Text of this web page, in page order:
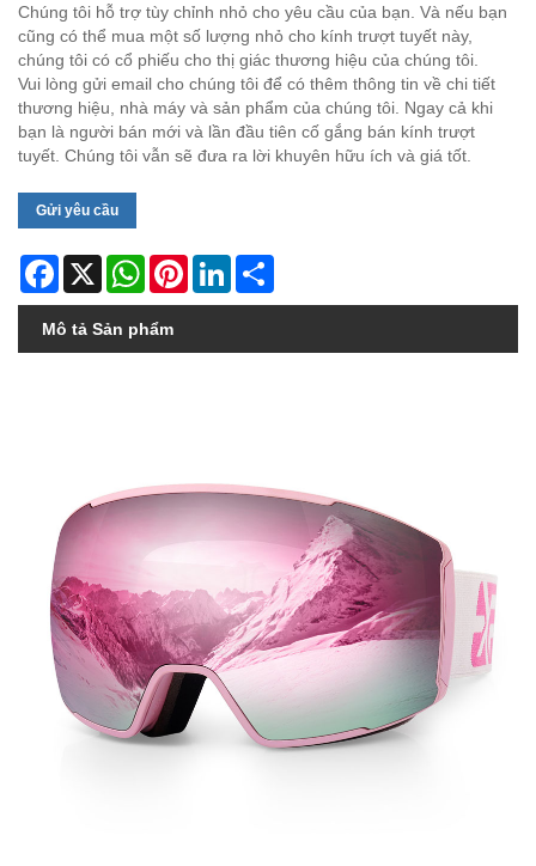
Chúng tôi hỗ trợ tùy chỉnh nhỏ cho yêu cầu của bạn. Và nếu bạn
cũng có thể mua một số lượng nhỏ cho kính trượt tuyết này,
chúng tôi có cổ phiếu cho thị giác thương hiệu của chúng tôi.
Vui lòng gửi email cho chúng tôi để có thêm thông tin về chi tiết
thương hiệu, nhà máy và sản phẩm của chúng tôi. Ngay cả khi
bạn là người bán mới và lần đầu tiên cố gắng bán kính trượt
tuyết. Chúng tôi vẫn sẽ đưa ra lời khuyên hữu ích và giá tốt.
Gửi yêu cầu
Facebook
X WhatsAppPinterestLinkedIn
Mô tả Sản phẩm